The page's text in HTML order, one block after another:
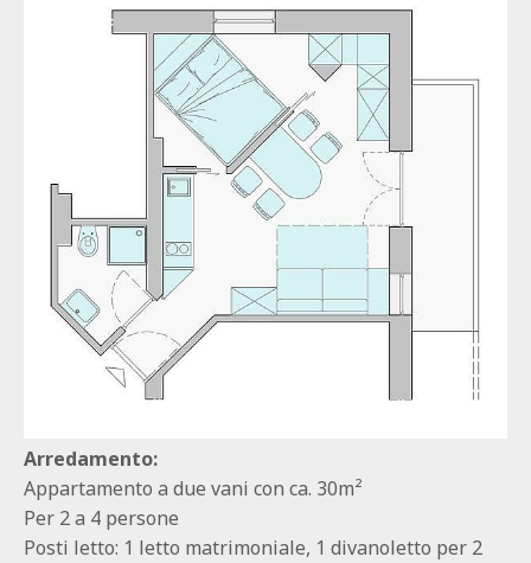
Arredamento:
Appartamento a due vani con ca. 30m²
Per 2 a 4 persone
Posti letto: 1 letto matrimoniale, 1 divanoletto per 2